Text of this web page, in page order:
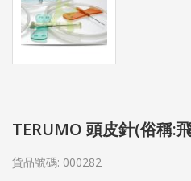
TERUMO 頭皮針(俗稱:
貨品號碼: 000282